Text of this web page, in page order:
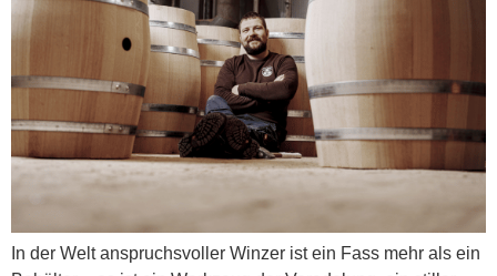
In der Welt anspruchsvoller Winzer ist ein Fass mehr als ein